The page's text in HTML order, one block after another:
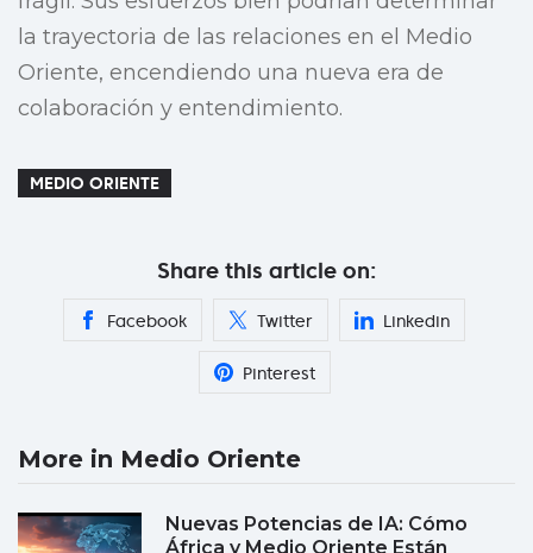
la trayectoria de las relaciones en el Medio
Oriente, encendiendo una nueva era de
colaboración y entendimiento.
MEDIO ORIENTE
Share this article on:
Facebook Twitter Linkedin
Pinterest
More in Medio Oriente
Nuevas Potencias de IA: Cómo
África y Medio Oriente Están